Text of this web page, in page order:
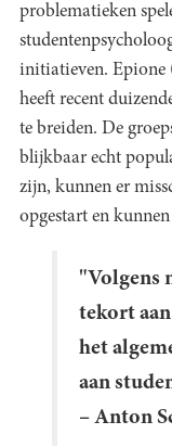
problematieken
initiatieven. Epione
heeft recent
te breiden. De
blijkbaar echt
zijn, kunnen er
opgestart en
"Volgens
tekort
het
aan
– Anton